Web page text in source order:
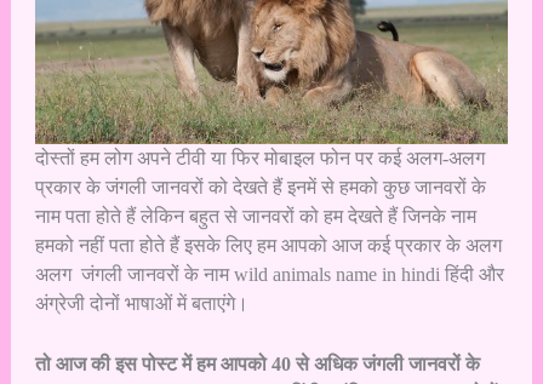
दोस्तों हम लोग अपने टीवी या फिर मोबाइल फोन पर कई अलग-अलग
प्रकार के जंगली जानवरों को देखते हैं इनमें से हमको कुछ जानवरों के
नाम पता होते हैं लेकिन बहुत से जानवरों को हम देखते हैं जिनके नाम
हमको नहीं पता होते हैं इसके लिए हम आपको आज कई प्रकार के अलग
अलग जंगली जानवरों के नाम wild animals name in hindi हिंदी और
अंग्रेजी दोनों भाषाओं में बताएंगे।
तो आज की इस पोस्ट में हम आपको 40 से अधिक जंगली जानवरों के